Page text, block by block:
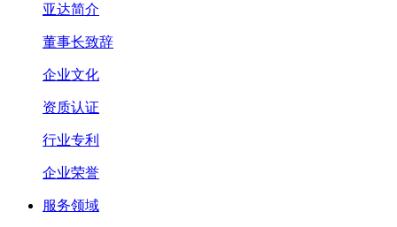
亚达简介
董事长致辞
企业文化
资质认证
行业专利
企业荣誉
服务领域